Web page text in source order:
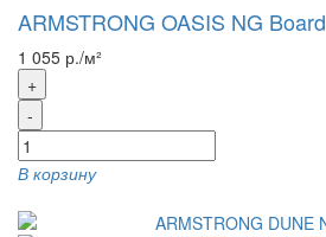
ARMSTRONG OASIS NG Board
1 055 р./м²
+
-
В корзину